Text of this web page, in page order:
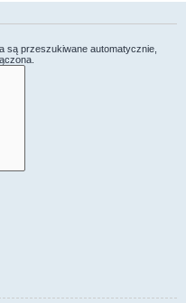
przeszukiwane automatycznie,